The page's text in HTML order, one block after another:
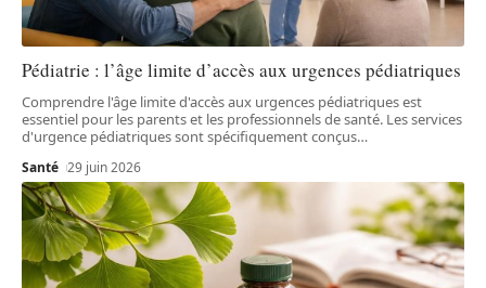
Pédiatrie : l’âge limite d’accès aux urgences pédiatriques
Comprendre l'âge limite d'accès aux urgences pédiatriques est
essentiel pour les parents et les professionnels de santé. Les services
d'urgence pédiatriques sont spécifiquement conçus…
Santé 29 juin 2026